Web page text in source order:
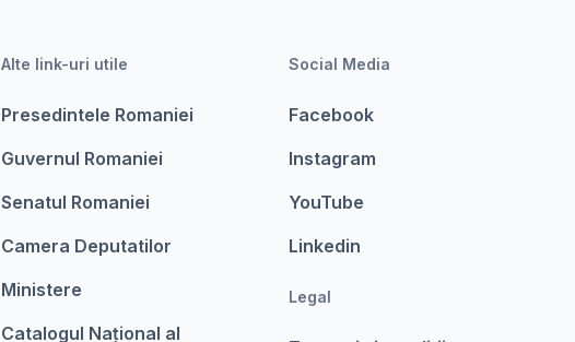
Alte link-uri utile
Presedintele Romaniei
Guvernul Romaniei
Senatul Romaniei
Camera Deputatilor
Ministere
Catalogul Național al
Social Media
Facebook
Instagram
YouTube
Linkedin
Legal